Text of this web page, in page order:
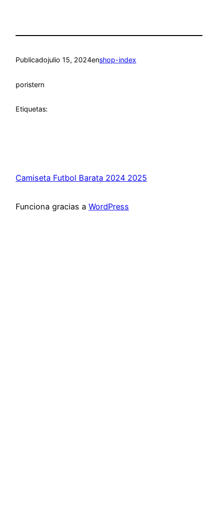
Publicadojulio 15, 2024enshop-index
poristern
Etiquetas:
Camiseta Futbol Barata 2024 2025
Funciona gracias a WordPress